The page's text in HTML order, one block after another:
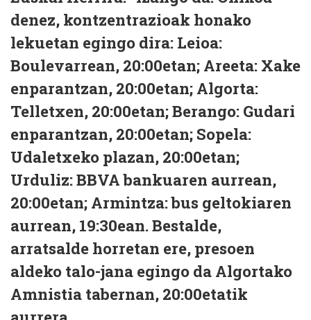
denez, kontzentrazioak honako
lekuetan egingo dira: Leioa:
Boulevarrean, 20:00etan; Areeta: Xake
enparantzan, 20:00etan; Algorta:
Telletxen, 20:00etan; Berango: Gudari
enparantzan, 20:00etan; Sopela:
Udaletxeko plazan, 20:00etan;
Urduliz: BBVA bankuaren aurrean,
20:00etan; Armintza: bus geltokiaren
aurrean, 19:30ean. Bestalde,
arratsalde horretan ere, presoen
aldeko talo-jana egingo da Algortako
Amnistia tabernan, 20:00etatik